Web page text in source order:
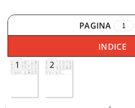
PAGINA
INDICE
1
2